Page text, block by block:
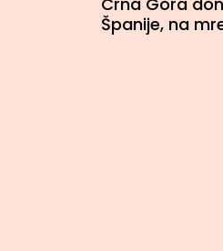
Španije, na